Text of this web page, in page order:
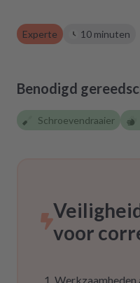
Experte 10 minuten
Benodigd
Schroevendraaier
voor
Werkzaamheden